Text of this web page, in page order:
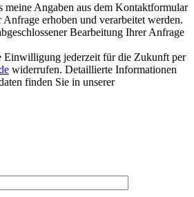
meine Angaben aus dem Kontaktformular
erhoben und verarbeitet werden.
Bearbeitung Ihrer Anfrage
Einwilligung jederzeit für die Zukunft per
widerrufen. Detaillierte Informationen
finden Sie in unserer